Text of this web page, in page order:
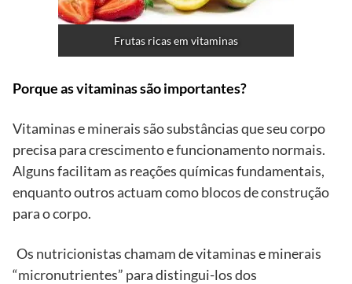
Frutas ricas em vitaminas
Porque as vitaminas são importantes?
Vitaminas e minerais são substâncias que seu corpo
precisa para crescimento e funcionamento normais.
Alguns facilitam as reações químicas fundamentais,
enquanto outros actuam como blocos de construção
para o corpo.
Os nutricionistas chamam de vitaminas e minerais
“micronutrientes” para distingui-los dos